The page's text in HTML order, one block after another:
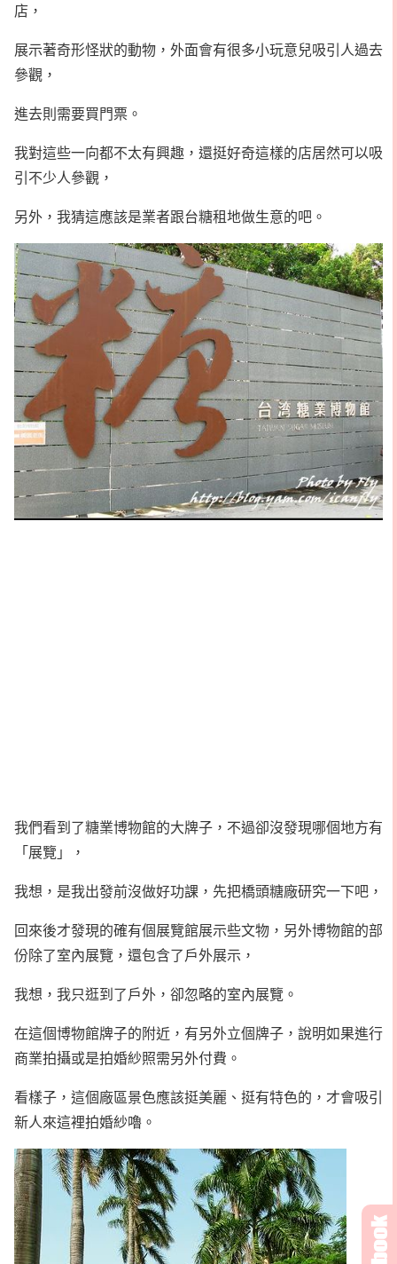
店，
展示著奇形怪狀的動物，外面會有很多小玩意兒吸引人過去
參觀，
進去則需要買門票。
我對這些一向都不太有興趣，還挺好奇這樣的店居然可以吸
引不少人參觀，
另外，我猜這應該是業者跟台糖租地做生意的吧。
我們看到了糖業博物館的大牌子，不過卻沒發現哪個地方有
「展覽」，
我想，是我出發前沒做好功課，先把橋頭糖廠研究一下吧，
回來後才發現的確有個展覽館展示些文物， 另外博物館的部
份除了室內展覽，還包含了戶外展示，
我想，我只逛到了戶外，卻忽略的室內展覽。
在這個博物館牌子的附近，有另外立個牌子，說明如果進行
商業拍攝或是拍婚紗照需另外付費。
看樣子，這個廠區景色應該挺美麗、挺有特色的，才會吸引
新人來這裡拍婚紗嚕。